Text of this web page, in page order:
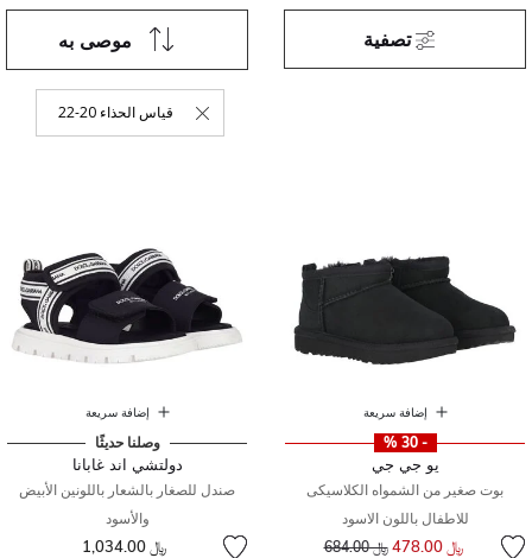
موصى به تصفية
قياس الحذاء 20-22
حذف
إضافة سريعة
- 30 %
يو جي جي
بوت صغير من الشمواه الكلاسيكى
للاطفال باللون الاسود
﷼ 478.00 سعر مخفض من﷼ 684.00
إضافة سريعة
وصلنا حديثًا
دولتشي اند غابانا
صندل للصغار بالشعار باللونين الأبيض
والأسود
﷼ 1,034.00